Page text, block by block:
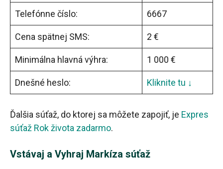
Telefónne číslo: 6667
Cena spätnej SMS: 2 €
Minimálna hlavná výhra: 1 000 €
Dnešné heslo: Kliknite tu ↓
Ďalšia súťaž, do ktorej sa môžete zapojiť, je Expres
súťaž Rok života zadarmo.
Vstávaj a Vyhraj Markíza súťaž